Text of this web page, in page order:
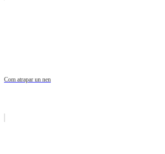
Com atrapar un nen